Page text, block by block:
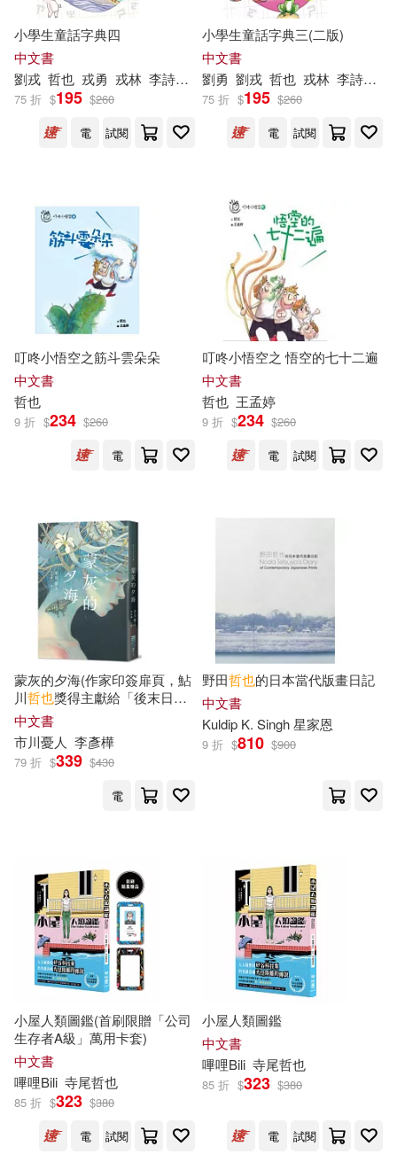
小學生童話字典四
中文書
劉戎 哲也 戎勇 戎林 李詩鵬工作室
75 折 $195 $260
電
試閱
小學生童話字典三(二版)
中文書
劉勇 劉戎 哲也 戎林 李詩鵬工作室
75 折 $195 $260
電
試閱
叮咚小悟空之筋斗雲朵朵
中文書
哲也
9 折 $234 $260
電
叮咚小悟空之 悟空的七十二遍
中文書
哲也 王孟婷
9 折 $234 $260
電
試閱
蒙灰的夕海(作家印簽扉頁，鮎
川哲也獎得主獻給「後末日」
世界的燒腦新作)
中文書
市川憂人 李彥樺
79 折 $339 $430
電
野田哲也的日本當代版畫日記
中文書
Kuldip K. Singh 星家恩
9 折 $810 $900
小屋人類圖鑑(首刷限贈「公司
生存者A級」萬用卡套)
中文書
嗶哩Bili 寺尾哲也
85 折 $323 $380
電
試閱
小屋人類圖鑑
中文書
嗶哩Bili 寺尾哲也
85 折 $323 $380
電 試閱